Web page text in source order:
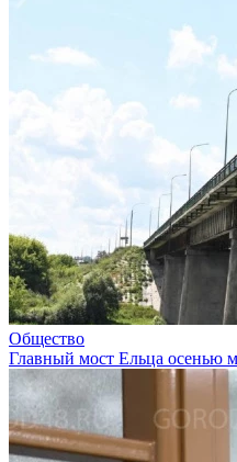
Общество
Главный мост Ельца осенью